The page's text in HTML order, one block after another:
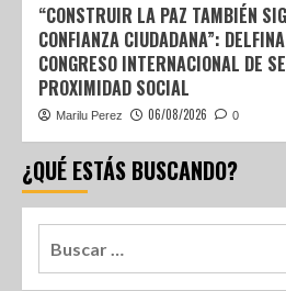
“CONSTRUIR LA PAZ TAMBIÉN
CONFIANZA CIUDADANA”:
CONGRESO INTERNACIONAL DE
PROXIMIDAD SOCIAL
Marilu Perez 06/08/2026 0
¿QUÉ ESTÁS BUSCANDO?